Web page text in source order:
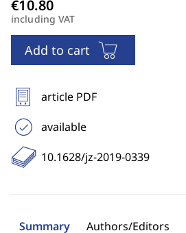
including VAT
Add to cart
article PDF
available
10.1628/jz-2019-0339
Summary Authors/Editors